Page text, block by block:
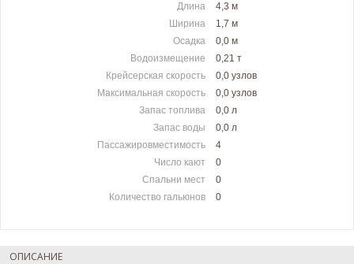
Длина
4,3 м
Ширина
1,7 м
Осадка
0,0 м
Водоизмещение
0,21 т
Крейсерская скорость
0,0 узлов
Максимальная скорость
0,0 узлов
Запас топлива
0,0 л
Запас воды
0,0 л
Пассажировместимость
4
Число кают
0
Спальни мест
0
Количество гальюнов
0
ОПИСАНИЕ